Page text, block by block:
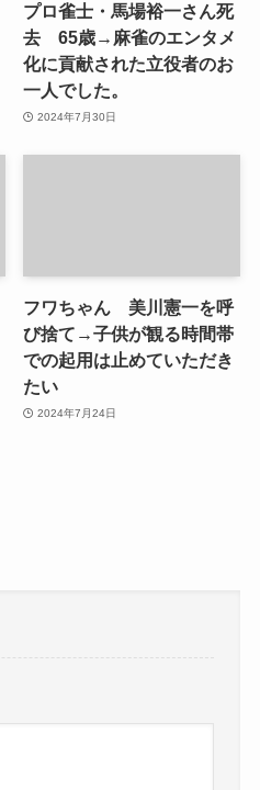
プロ雀士・馬場裕一さん死
去 65歳→麻雀のエンタメ
化に貢献された立役者のお
一人でした。
2024年7月30日
フワちゃん 美川憲一を呼
び捨て→子供が観る時間帯
での起用は止めていただき
たい
2024年7月24日